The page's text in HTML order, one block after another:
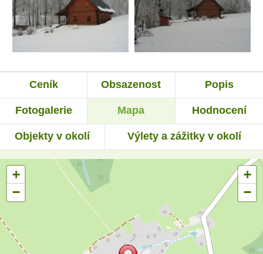
Ceník Obsazenost Popis
Fotogalerie Mapa Hodnocení
Objekty v okolí Výlety a zážitky v okolí
+
−
+
−